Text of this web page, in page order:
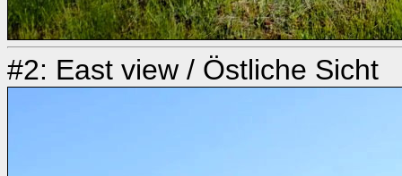
#2: East view / Östliche Sicht